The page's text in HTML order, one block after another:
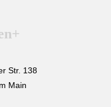
Str. 138
Main